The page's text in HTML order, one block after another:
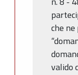
che
valido